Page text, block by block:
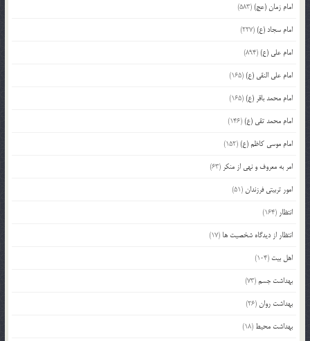
امام زمان (عج)(583)
امام سجاد (ع)(227)
امام علی (ع)(894)
امام علی النقی (ع)(165)
امام محمد باقر (ع)(165)
امام محمد تقی (ع)(146)
امام موسی کاظم (ع)(152)
امر به معروف و نهی از منکر (63)
امور تربیتی فرزندان(51)
انتظار (164)
انتظار از دیدگاه شخصیت ها (17)
اهل بیت (104)
بهداشت جسم(73)
بهداشت روان(26)
بهداشت محیط (18)